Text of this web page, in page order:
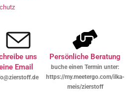
uns
Email
Persönliche Beratung
buche einen Termin unter:
https://my.meetergo.com/ilka-
meis/zierstoff